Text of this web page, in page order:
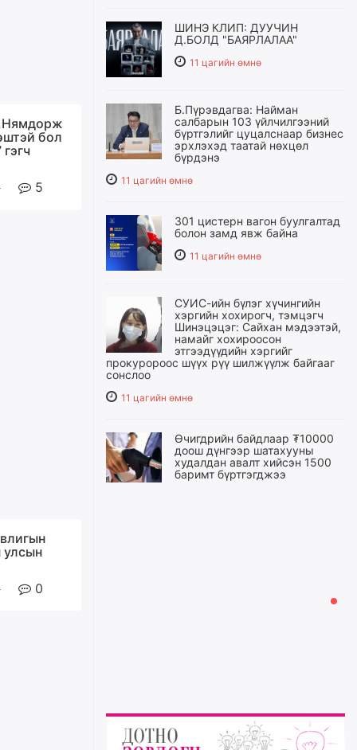
бол
гэгч
5
улсын
0
ШИНЭ КЛИП: ДУУЧИН
Д.БОЛД "БАЯРЛАЛАА"
11 цагийн өмнө
Б.Пүрэвдагва: Найман
салбарын 103 үйлчилгээний
бүртгэлийг цуцалснаар бизнес
эрхлэхэд таатай нөхцөл
бүрдэнэ
11 цагийн өмнө
301 цистерн вагон буулгалтад
болон замд явж байна
11 цагийн өмнө
СУИС-ийн бүлэг хүчингийн
хэргийн хохирогч, тэмцэгч
Шинэцэцэг: Сайхан мэдээтэй,
намайг хохироосон
этгээдүүдийн хэргийг
прокуророос шүүх рүү шилжүүлж байгааг
сонслоо
11 цагийн өмнө
Өчигдрийн байдлаар ₮10000
доош дүнгээр шатахууны
худалдан авалт хийсэн 1500
баримт бүртгэгджээ